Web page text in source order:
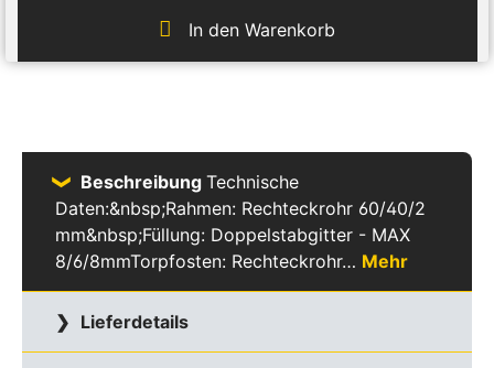
In den Warenkorb
Beschreibung Technische
Daten:&nbsp;Rahmen: Rechteckrohr 60/40/2
mm&nbsp;Füllung: Doppelstabgitter - MAX
8/6/8mmTorpfosten: Rechteckrohr… Mehr
Lieferdetails